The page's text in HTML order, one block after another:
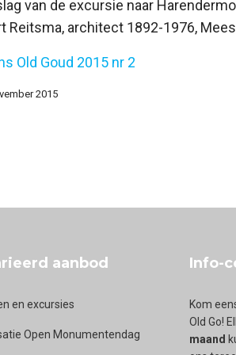
van de excursie naar
Reitsma, architect 1892-1976,
Old Goud 2015 nr 2
2015
Goud 2015-3
aanbod
en excursies
Open Monumentendag
Info-
Kom
Old Go!
maand